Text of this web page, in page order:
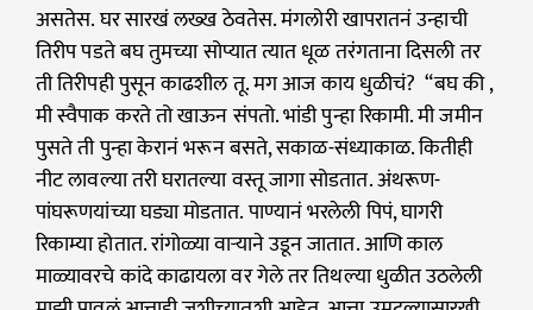
असतेस. घर सारखं लख्ख ठेवतेस. मंगलोरी खापरातनं उन्हाची
तिरीप पडते बघ तुमच्या सोप्यात त्यात धूळ तरंगताना दिसली तर
ती तिरीपही पुसून काढशील तू. मग आज काय धुळीचं? “बघ की ,
मी स्वैपाक करते तो खाऊन संपतो. भांडी पुन्हा रिकामी. मी जमीन
पुसते ती पुन्हा केरानं भरून बसते, सकाळ-संध्याकाळ. कितीही
नीट लावल्या तरी घरातल्या वस्तू जागा सोडतात. अंथरूण-
पांघरूणयांच्या घड्या मोडतात. पाण्यानं भरलेली पिपं, घागरी
रिकाम्या होतात. रांगोळ्या वाऱ्याने उडून जातात. आणि काल
माळ्यावरचे कांदे काढायला वर गेले तर तिथल्या धुळीत उठलेली